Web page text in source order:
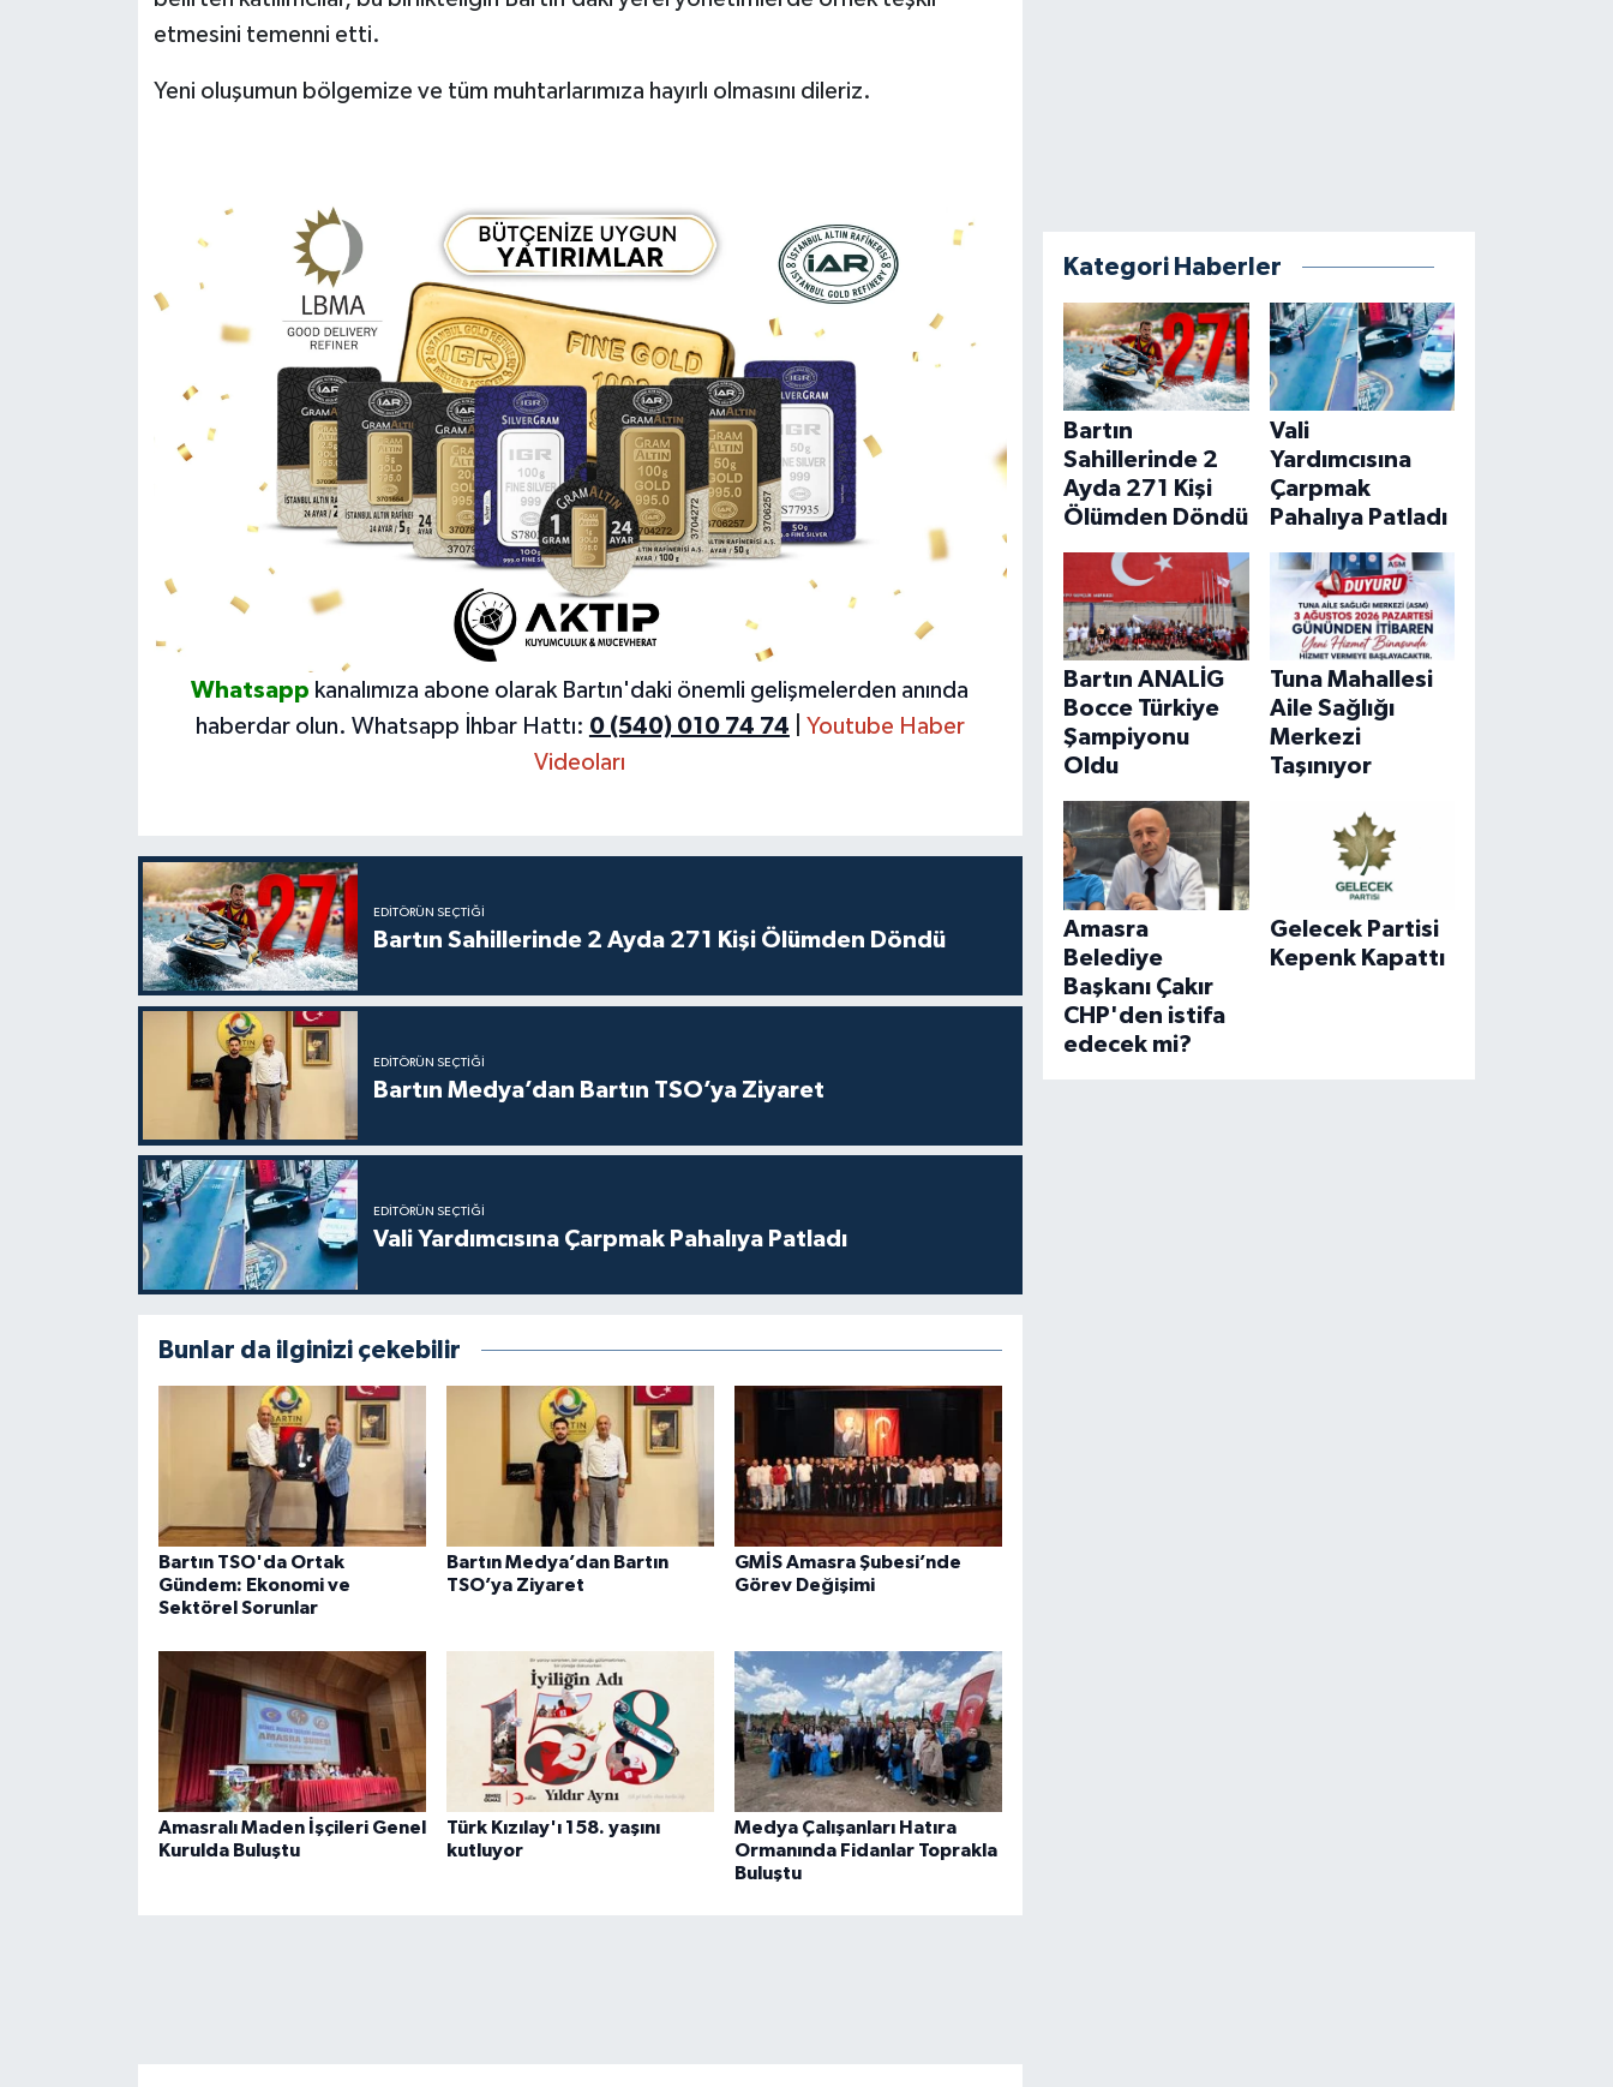
etmesini temenni etti.
Yeni oluşumun bölgemize ve tüm muhtarlarımıza hayırlı olmasını dileriz.
Whatsapp kanalımıza abone olarak Bartın'daki önemli gelişmelerden anında
haberdar olun. Whatsapp İhbar Hattı: 0 (540) 010 74 74
Youtube Haber
Videoları
EDITÖRÜN SEÇTIĞI
Bartın Sahillerinde 2 Ayda 271 Kişi Ölümden Döndü
EDITÖRÜN SEÇTIĞI
Bartın Medya’dan Bartın TSO’ya Ziyaret
EDITÖRÜN SEÇTIĞI
Vali Yardımcısına Çarpmak Pahalıya Patladı
Bunlar da ilginizi çekebilir
Bartın TSO'da Ortak
Gündem: Ekonomi ve
Sektörel Sorunlar
Bartın Medya’dan Bartın
TSO’ya Ziyaret
GMİS Amasra Şubesi’nde
Görev Değişimi
Amasralı Maden İşçileri Genel
Kurulda Buluştu
Türk Kızılay'ı 158. yaşını
kutluyor
Medya Çalışanları Hatıra
Ormanında Fidanlar Toprakla
Buluştu
Kategori Haberler
Bartın
Sahillerinde 2
Ayda 271 Kişi
Ölümden Döndü
Vali
Yardımcısına
Çarpmak
Pahalıya Patladı
Bartın ANALİG
Bocce Türkiye
Şampiyonu
Oldu
Tuna Mahallesi
Aile Sağlığı
Merkezi
Taşınıyor
Amasra
Belediye
Başkanı Çakır
CHP'den istifa
edecek mi?
Gelecek Partisi
Kepenk Kapattı